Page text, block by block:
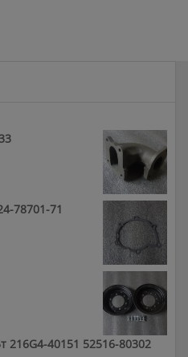
78701-71
216G4-40151 52516-80302